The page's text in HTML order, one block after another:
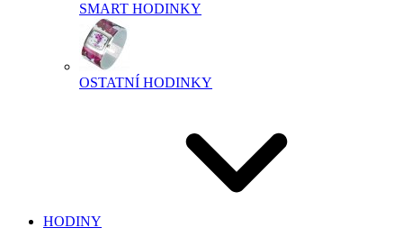
SMART HODINKY
OSTATNÍ HODINKY
HODINY